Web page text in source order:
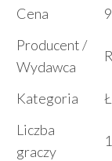
Cena
Producent /
Wydawca
Kategoria
Liczba
graczy